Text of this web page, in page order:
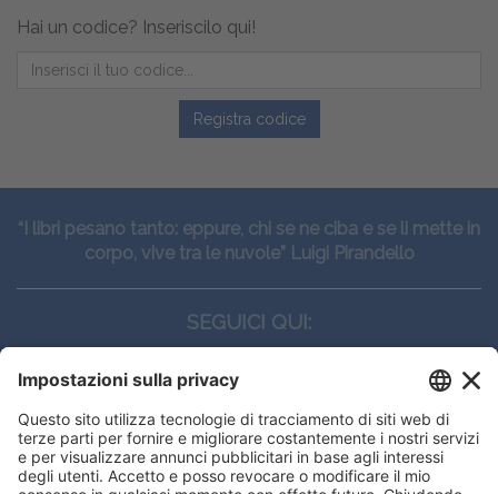
Hai un codice? Inseriscilo qui!
Registra codice
“I libri pesano tanto: eppure, chi se ne ciba e se li mette in
corpo, vive tra le nuvole” Luigi Pirandello
SEGUICI QUI:
CONTATTI
Edi.Ermes srl